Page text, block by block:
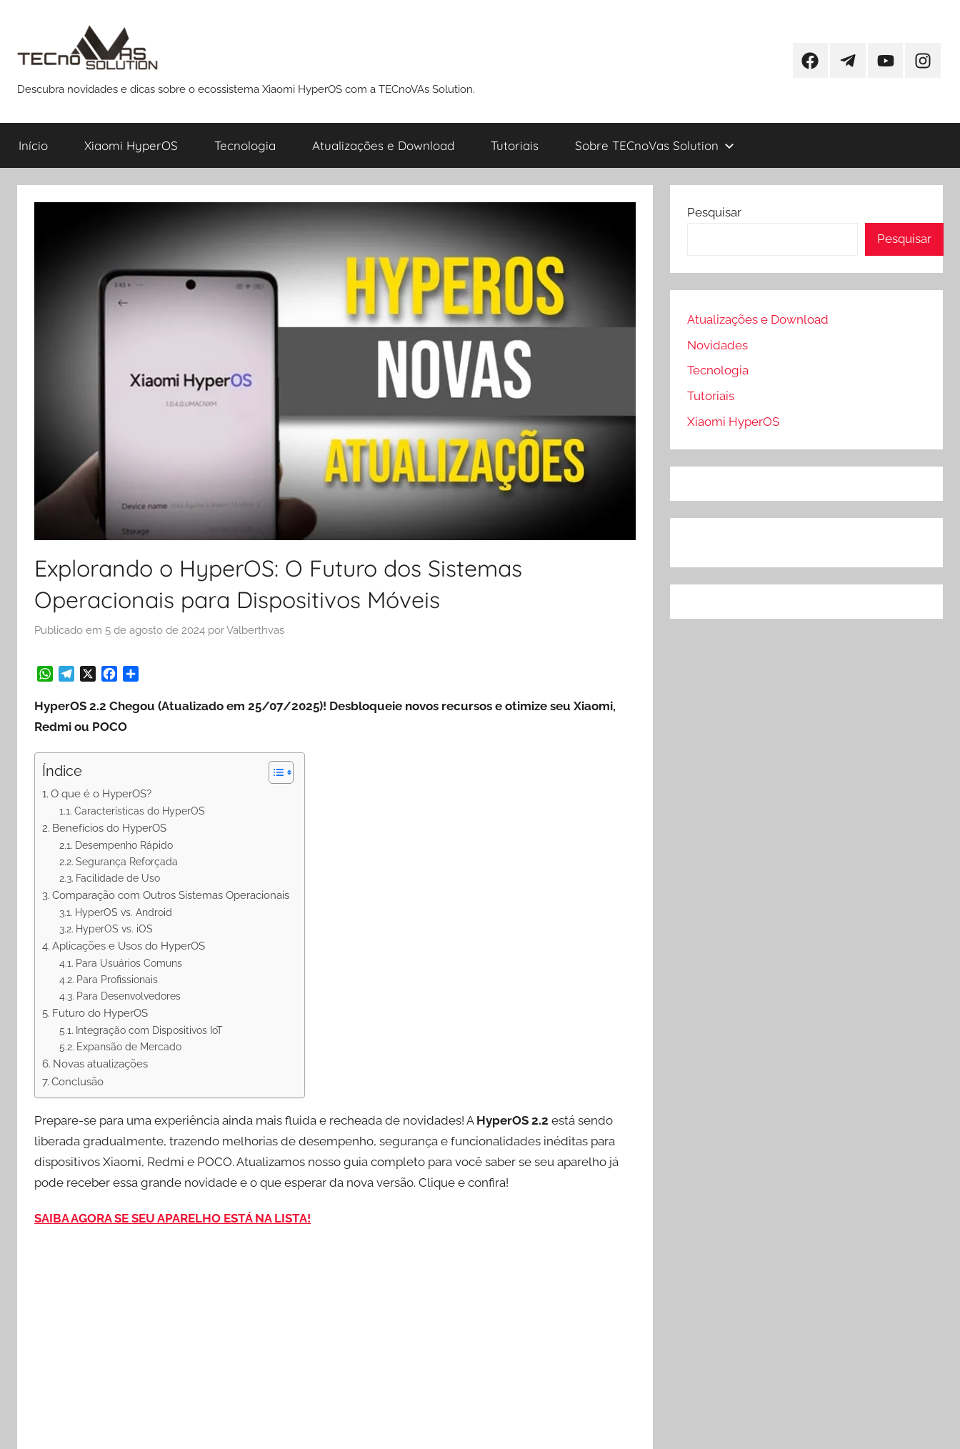
Descubra novidades e dicas sobre o ecossistema Xiaomi HyperOS com a TECnoVAs Solution.
FacebookTelegramYouTube
Início Xiaomi HyperOS Tecnologia Atualizações e Download Tutoriais Sobre TECnoVas Solution
Explorando o HyperOS: O Futuro dos Sistemas
Operacionais para Dispositivos Móveis
Publicado em 5 de agosto de 2024 porValberthvas
h
a
s
A
p
e
g
r
m
a
c
b
k
h
a
e
HyperOS 2.2 Chegou (Atualizado em 25/07/2025)! Desbloqueie novos recursos e otimize seu Xiaomi,
Redmi ou POCO
Índice
O que é o HyperOS?
Características do HyperOS
Benefícios do HyperOS
Desempenho Rápido
Segurança Reforçada
Facilidade de Uso
Comparação com Outros Sistemas Operacionais
HyperOS vs. Android
HyperOS vs. iOS
Aplicações e Usos do HyperOS
Para Usuários Comuns
Para Profissionais
Para Desenvolvedores
Futuro do HyperOS
Integração com Dispositivos IoT
Expansão de Mercado
Novas atualizações
Conclusão
Prepare-se para uma experiência ainda mais fluida e recheada de novidades! A HyperOS 2.2 está sendo
liberada gradualmente, trazendo melhorias de desempenho, segurança e funcionalidades inéditas para
dispositivos Xiaomi, Redmi e POCO. Atualizamos nosso guia completo para você saber se seu aparelho já
pode receber essa grande novidade e o que esperar da nova versão. Clique e confira!
SAIBA AGORA SE SEU APARELHO ESTÁ NA LISTA!
Pesquisar
Pesquisar
Atualizações e Download
Novidades
Tecnologia
Tutoriais
Xiaomi HyperOS